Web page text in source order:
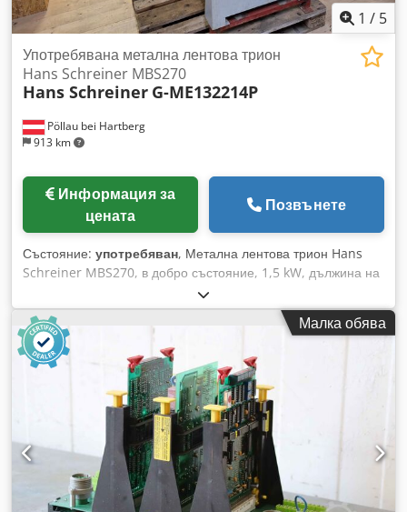
1 / 5
Pöllau bei Hartberg
913 km
Употребявана метална лентова трион
Hans Schreiner MBS270
Hans Schreiner G-ME132214P
Информация за
цената
Позвънете
Състояние: употребяван, Метална лентова трион Hans
Schreiner MBS270, в добро състояние, 1,5 kW, дължина на
лентата 2450 мм, тегло 227 кг Dodpfx Aswzzgnom Rowa
Цените подлежат на промяна, възможни са грешки и
печатни неточности.
Малка обява